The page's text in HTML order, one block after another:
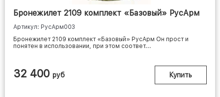
Бронежилет 2109 комплект «Базовый» РусАрм
Артикул: РусАрм003
Бронежилет 2109 комплект «Базовый» РусАрм Он прост и
понятен в использовании, при этом соответ...
32 400 руб Купить